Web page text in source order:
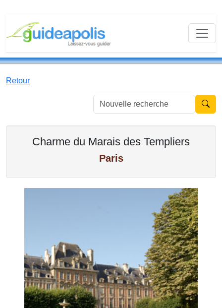
Retour
Charme du Marais des Templiers
Paris
Previous